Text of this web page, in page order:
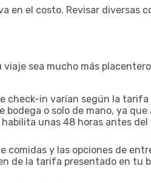
en el costo. Revisar diversas
sea mucho más
check-in varían según la
o solo de mano, ya
unas 48 horas antes del
comidas y las opciones de
de la tarifa presentado en tu